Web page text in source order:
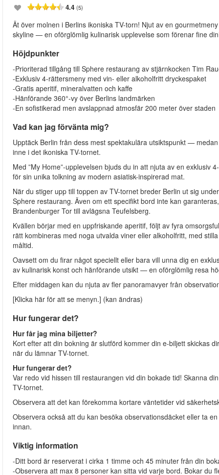
4.4 (5)
Ät över molnen i Berlins ikoniska TV-torn! Njut av en
skyline — en oförglömlig kulinarisk upplevelse som förenar fine
Höjdpunkter
-Prioriterad tillgång till Sphere restaurang av stjärnkocken Tim
-Exklusiv 4-rättersmeny med vin- eller alkoholfritt dryckespaket
-Gratis aperitif, mineralvatten och kaffe
-Hänförande 360°-vy över Berlins landmärken
-En sofistikerad men avslappnad atmosfär 200 meter över staden
Vad kan jag förvänta mig?
Upptäck Berlin från dess mest spektakulära utsiktspunkt —
inne i det ikoniska TV-tornet.
Med ”My Home”-upplevelsen bjuds du in att njuta av en
för sin unika tolkning av modern asiatisk-inspirerad mat.
När du stiger upp till toppen av TV-tornet breder Berlin ut sig
Sphere restaurang. Även om ett specifikt bord inte kan
Brandenburger Tor till avlägsna Teufelsberg.
Kvällen börjar med en uppfriskande aperitif, följt av fyra
rätt kombineras med noga utvalda viner eller alkoholfritt, med
måltid.
Oavsett om du firar något speciellt eller bara vill unna dig en
av kulinarisk konst och hänförande utsikt — en oförglömlig resa
Efter middagen kan du njuta av fler panoramavyer från
[Klicka här för att se menyn.] (kan ändras)
Hur fungerar det?
Hur får jag mina biljetter?
Kort efter att din bokning är slutförd kommer din e-biljett skickas
när du lämnar TV-tornet.
Hur fungerar det?
Var redo vid hissen till restaurangen vid din bokade tid! Skanna
TV-tornet.
Observera att det kan förekomma kortare väntetider vid
Observera också att du kan besöka observationsdäcket eller ta
innan.
Viktig information
-Ditt bord är reserverat i cirka 1 timme och 45 minuter från din
-Observera att max 8 personer kan sitta vid varje bord. Bokar du